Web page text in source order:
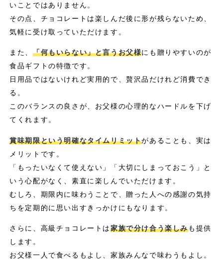
いことではありません。
その点、チョコレートは楽しんだ後に形が残らないため、
気軽に受け取っていただけます。
また、 「何もいらない」と言うお父様にも贈りやすいのが
食品ギフトの特徴です。
日用品ではないけれど実用的で、贅沢品だけれど消費でき
る。
このバランスの良さが、お父様の心理的なハードルを下げ
てくれます。
賞味期限という明確なタイムリミットがあることも、実は
メリットです。
「もったいなくて使えない」「大切にしまっておこう」と
いう心配がなく、素直に楽しんでいただけます。
むしろ、期限内に味わうことで、贈った人への感謝の気持
ちを定期的に思い出すきっかけにもなります。
さらに、高級チョコレートは家族で分け合う楽しみも提供
します。
お父様一人で食べるもよし、家族みんなで味わうもよし。